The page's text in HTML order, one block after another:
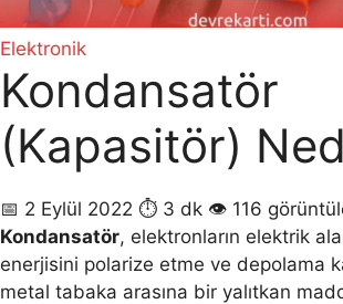
Elektronik
Kondansatör
(Kapasitör)
📅 2 Eylül 2022 ⏱ 3 dk 👁 116
Kondansatör, elektronların elektrik
enerjisini polarize etme ve depolama
metal tabaka arasına bir yalıtkan